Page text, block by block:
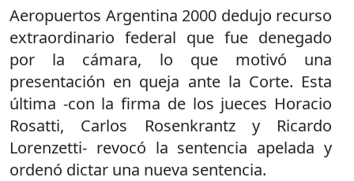
Aeropuertos Argentina 2000 dedujo recurso
extraordinario federal que fue denegado
por la cámara, lo que motivó una
presentación en queja ante la Corte. Esta
última -con la firma de los jueces Horacio
Rosatti, Carlos Rosenkrantz y Ricardo
Lorenzetti- revocó la sentencia apelada y
ordenó dictar una nueva sentencia.